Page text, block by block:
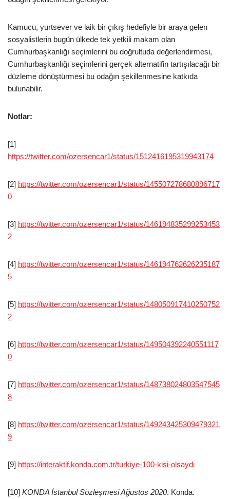
Kamucu, yurtsever ve laik bir çıkış hedefiyle bir araya gelen
sosyalistlerin bugün ülkede tek yetkili makam olan
Cumhurbaşkanlığı seçimlerini bu doğrultuda değerlendirmesi,
Cumhurbaşkanlığı seçimlerini gerçek alternatifin tartışılacağı bir
düzleme dönüştürmesi bu odağın şekillenmesine katkıda
bulunabilir.
Notlar:
[1]
https://twitter.com/ozersencar1/status/1512416195319943174
[2] https://twitter.com/ozersencar1/status/145507278680896717
0
[3] https://twitter.com/ozersencar1/status/146194835299253453
2
[4] https://twitter.com/ozersencar1/status/146194762626235187
5
[5] https://twitter.com/ozersencar1/status/148050917410250752
2
[6] https://twitter.com/ozersencar1/status/149504392240551117
0
[7] https://twitter.com/ozersencar1/status/148738024803547545
8
[8] https://twitter.com/ozersencar1/status/149243425309479321
9
[9] https://interaktif.konda.com.tr/turkiye-100-kisi-olsaydi
[10] KONDA İstanbul Sözleşmesi Ağustos 2020. Konda.